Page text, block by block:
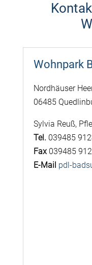
Wohnpark
Nordhäuser
06485
Sylvia Reuß,
Tel. 039485
Fax039485
E-Mail pdl-